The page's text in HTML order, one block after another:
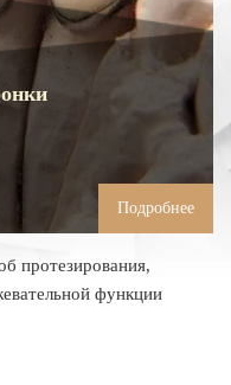
Подробнее
протезирования,
функции